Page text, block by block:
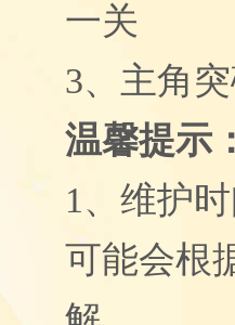
一关
3、 主角
温馨提示：
1 、 维护
可能会根